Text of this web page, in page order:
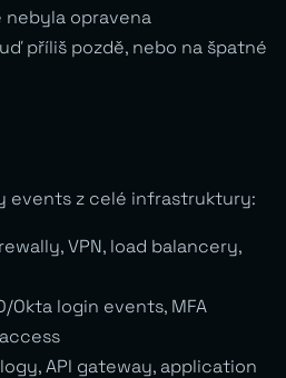
opravena
příliš pozdě, nebo na špatné
events z celé infrastruktury:
VPN, load balancery,
Okta login events, MFA
API gateway, application